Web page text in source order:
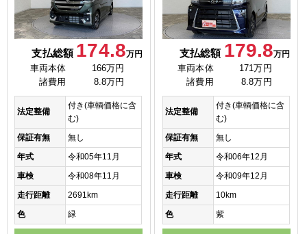
支払総額 174.8万円
車両本体
166万円
諸費用
8.8万円
法定整備
付き(車輌価格に含
む)
保証有無
無し
年式
令和05年11月
車検
令和08年11月
走行距離
2691km
色
緑
支払総額 179.8万円
車両本体
171万円
諸費用
8.8万円
法定整備
付き(車輌価格に含
む)
保証有無
無し
年式
令和06年12月
車検
令和09年12月
走行距離
10km
色
紫